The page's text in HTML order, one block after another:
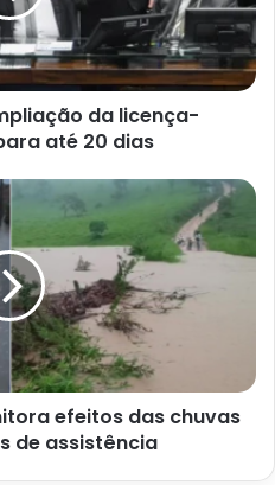
da licença-
até 20 dias
efeitos das chuvas
de assistência